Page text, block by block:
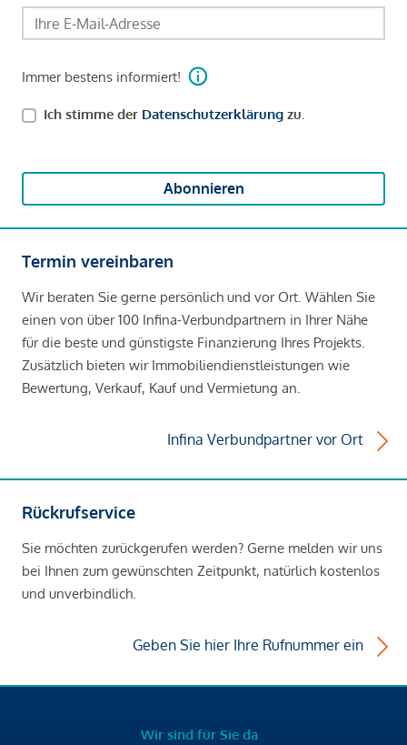
Immer bestens informiert!
Ich stimme der Datenschutzerklärung zu.
Abonnieren
Termin vereinbaren
Wir beraten Sie gerne persönlich und vor Ort. Wählen Sie
einen von über 100 Infina-Verbundpartnern in Ihrer Nähe
für die beste und günstigste Finanzierung Ihres Projekts.
Zusätzlich bieten wir Immobiliendienstleistungen wie
Bewertung, Verkauf, Kauf und Vermietung an.
Infina Verbundpartner vor Ort
Rückrufservice
Sie möchten zurückgerufen werden? Gerne melden wir uns
bei Ihnen zum gewünschten Zeitpunkt, natürlich kostenlos
und unverbindlich.
Geben Sie hier Ihre Rufnummer ein
Wir sind für Sie da